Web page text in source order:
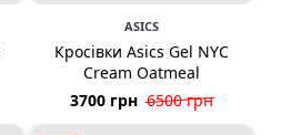
ASICS
Кросівки Asics Gel NYC
Cream Oatmeal
3700 грн 6500 грн